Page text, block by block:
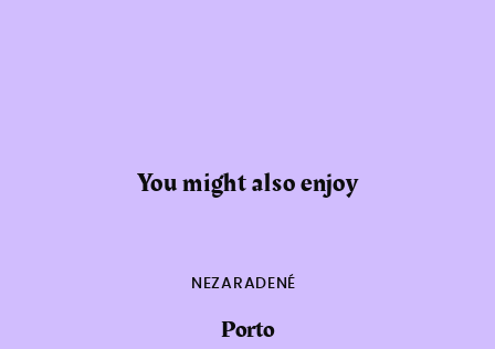
You might also enjoy
NEZARADENÉ
Porto